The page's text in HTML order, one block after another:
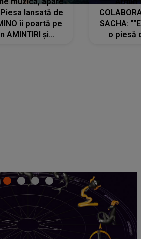
lansată de
îi poartă pe
AMINTIRI și
SACHA:
o piesă